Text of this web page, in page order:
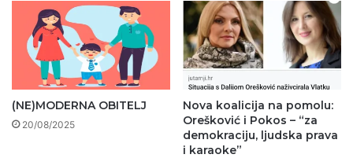
(NE)MODERNA OBITELJ
20/08/2025
Nova koalicija na pomolu:
Orešković i Pokos – “za
demokraciju, ljudska prava
i karaoke”